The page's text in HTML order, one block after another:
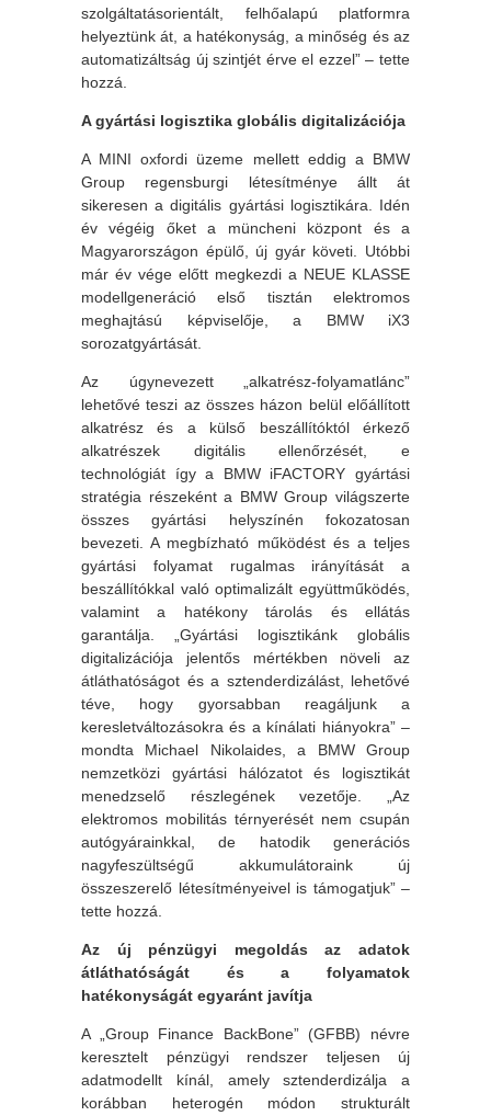
szolgáltatásorientált, felhőalapú platformra
helyeztünk át, a hatékonyság, a minőség és az
automatizáltság új szintjét érve el ezzel” – tette
hozzá.
A gyártási logisztika globális digitalizációja
A MINI oxfordi üzeme mellett eddig a BMW
Group regensburgi létesítménye állt át
sikeresen a digitális gyártási logisztikára. Idén
év végéig őket a müncheni központ és a
Magyarországon épülő, új gyár követi. Utóbbi
már év vége előtt megkezdi a NEUE KLASSE
modellgeneráció első tisztán elektromos
meghajtású képviselője, a BMW iX3
sorozatgyártását.
Az úgynevezett „alkatrész-folyamatlánc”
lehetővé teszi az összes házon belül előállított
alkatrész és a külső beszállítóktól érkező
alkatrészek digitális ellenőrzését, e
technológiát így a BMW iFACTORY gyártási
stratégia részeként a BMW Group világszerte
összes gyártási helyszínén fokozatosan
bevezeti. A megbízható működést és a teljes
gyártási folyamat rugalmas irányítását a
beszállítókkal való optimalizált együttműködés,
valamint a hatékony tárolás és ellátás
garantálja. „Gyártási logisztikánk globális
digitalizációja jelentős mértékben növeli az
átláthatóságot és a sztenderdizálást, lehetővé
téve, hogy gyorsabban reagáljunk a
keresletváltozásokra és a kínálati hiányokra” –
mondta Michael Nikolaides, a BMW Group
nemzetközi gyártási hálózatot és logisztikát
menedzselő részlegének vezetője. „Az
elektromos mobilitás térnyerését nem csupán
autógyárainkkal, de hatodik generációs
nagyfeszültségű akkumulátoraink új
összeszerelő létesítményeivel is támogatjuk” –
tette hozzá.
Az új pénzügyi megoldás az adatok
átláthatóságát és a folyamatok
hatékonyságát egyaránt javítja
A „Group Finance BackBone” (GFBB) névre
keresztelt pénzügyi rendszer teljesen új
adatmodellt kínál, amely sztenderdizálja a
korábban heterogén módon strukturált